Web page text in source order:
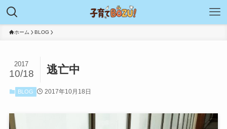
ホーム BLOG
逃亡中
2017
10/18
BLOG 2017年10月18日